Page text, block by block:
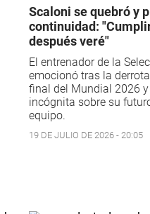
Scaloni se quebró y
continuidad:
después veré"
El entrenador de la
emocionó tras la
final del Mundial 2026
incógnita sobre su
equipo.
19 DE JULIO DE 2026 - 20:05